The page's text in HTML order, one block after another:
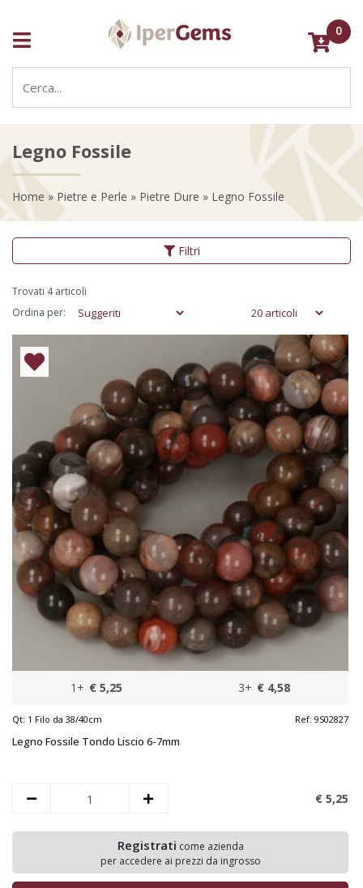
0
Legno Fossile
Home » Pietre e Perle » Pietre Dure » Legno Fossile
Filtri
Trovati 4 articoli
Ordina per:
1+ € 5,25 3+ € 4,58
Qt: 1 Filo da 38/40cm Ref: 9S02827
Legno Fossile Tondo Liscio 6-7mm
€ 5,25
Registrati come azienda
per accedere ai prezzi da ingrosso